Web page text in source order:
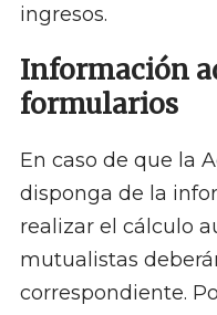
ingresos.
Información
formularios
En caso de que la
disponga de la
realizar el cálculo
mutualistas
correspondiente.